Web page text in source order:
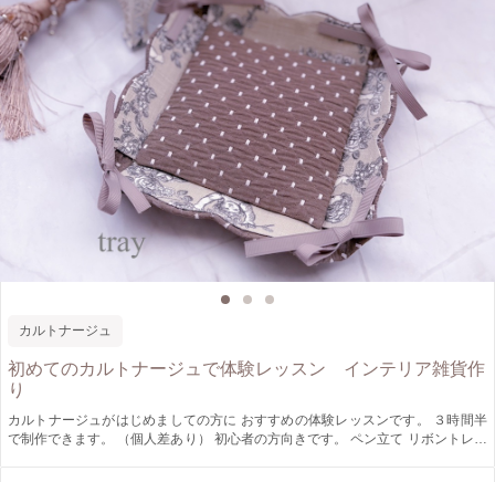
カルトナージュ
初めてのカルトナージュで体験レッスン インテリア雑貨作
り
カルトナージュがはじめましての方に おすすめの体験レッスンです。 ３時間半
で制作できます。 （個人差あり） 初心者の方向きです。 ペン立て リボントレイ